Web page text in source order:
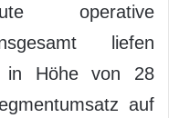
operative
liefen
in Höhe von 28
auf